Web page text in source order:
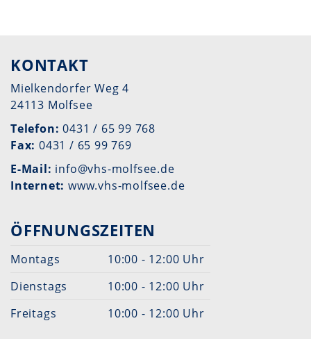
KONTAKT
Mielkendorfer Weg 4
24113 Molfsee
Telefon: 0431 / 65 99 768
Fax: 0431 / 65 99 769
E-Mail: info@vhs-molfsee.de
Internet: www.vhs-molfsee.de
ÖFFNUNGSZEITEN
Montags
10:00 - 12:00 Uhr
Dienstags
10:00 - 12:00 Uhr
Freitags
10:00 - 12:00 Uhr